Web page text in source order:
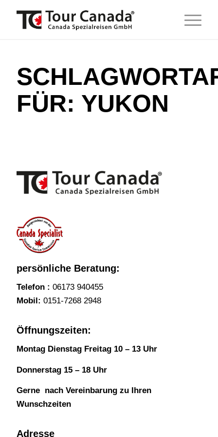
FÜR: YUKON
persönliche Beratung:
Telefon : 06173 940455
Mobil: 0151-7268 2948
Öffnungszeiten:
Montag Dienstag Freitag 10 – 13 Uhr
Donnerstag 15 – 18 Uhr
Gerne nach Vereinbarung zu Ihren
Wunschzeiten
Adresse